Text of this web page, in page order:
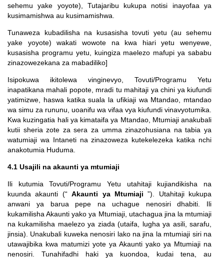
sehemu yake yoyote), Tutajaribu kukupa notisi inayofaa ya
kusimamishwa au kusimamishwa.
Tunaweza kubadilisha na kusasisha tovuti yetu (au sehemu
yake yoyote) wakati wowote na kwa hiari yetu wenyewe,
kusasisha programu yetu, kuingiza maelezo mafupi ya sababu
zinazowezekana za mabadiliko]
Isipokuwa ikitolewa vinginevyo, Tovuti/Programu Yetu
inapatikana mahali popote, mradi tu mahitaji ya chini ya kiufundi
yatimizwe, haswa katika suala la ufikiaji wa Mtandao, mtandao
wa simu za rununu, uoanifu wa vifaa vya kiufundi vinavyotumika.
Kwa kuzingatia hali ya kimataifa ya Mtandao, Mtumiaji anakubali
kutii sheria zote za sera za umma zinazohusiana na tabia ya
watumiaji wa Intaneti na zinazoweza kutekelezeka katika nchi
anakotumia Huduma.
4.1 Usajili na akaunti ya mtumiaji
Ili kutumia Tovuti/Programu Yetu utahitaji kujiandikisha na
kuunda akaunti (“Akaunti ya Mtumiaji”). Utahitaji kukupa
anwani ya barua pepe na uchague nenosiri dhabiti. Ili
kukamilisha Akaunti yako ya Mtumiaji, utachagua jina la mtumiaji
na kukamilisha maelezo ya ziada (utaifa, lugha ya asili, sarafu,
jinsia). Unakubali kuweka nenosiri lako na jina la mtumiaji siri na
utawajibika kwa matumizi yote ya Akaunti yako ya Mtumiaji na
nenosiri. Tunahifadhi haki ya kuondoa, kudai tena, au